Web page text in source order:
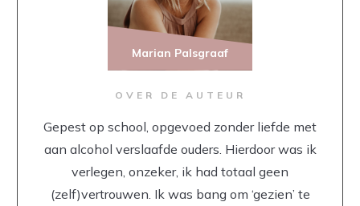
OVER DE AUTEUR
Gepest op school, opgevoed zonder liefde met
aan alcohol verslaafde ouders. Hierdoor was ik
verlegen, onzeker, ik had totaal geen
(zelf)vertrouwen. Ik was bang om ‘gezien’ te
Marian Palsgraaf